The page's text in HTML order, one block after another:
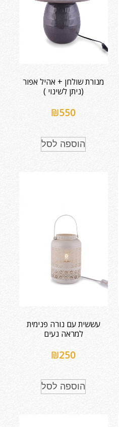
מנורת שולחן + אהיל אפור
(ניתן לשינוי )
₪550
הוספה לסל
עששית עם נורה פנימית
למראה נעים
₪250
הוספה לסל